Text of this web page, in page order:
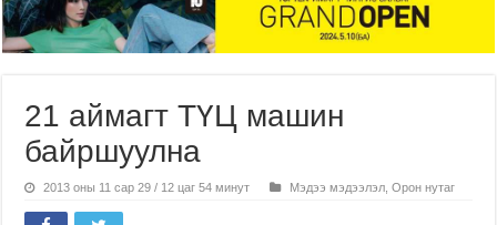
21 аймагт ТҮЦ машин
байршуулна
2013 оны 11 сар 29 / 12 цаг 54 минут Мэдээ мэдээлэл ,Орон нутаг